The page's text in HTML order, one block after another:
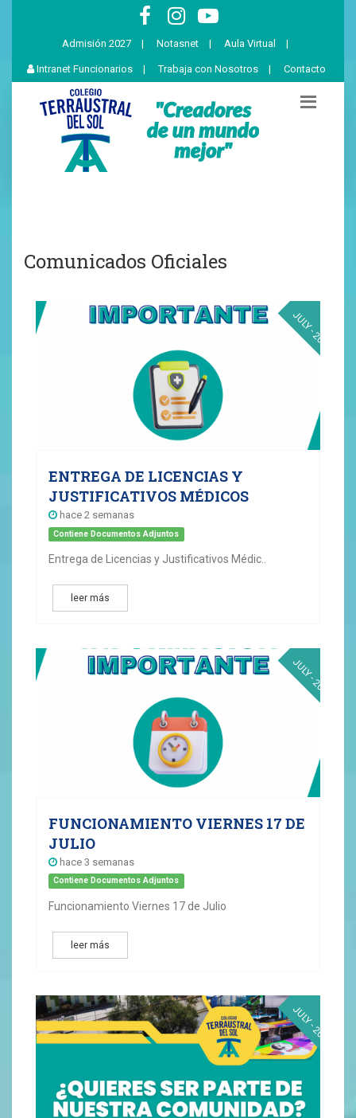
Admisión 2027 | Notasnet | Aula Virtual |
Intranet Funcionarios | Trabaja con Nosotros | Contacto
Comunicados Oficiales
JULY - 2026
ENTREGA DE LICENCIAS Y
JUSTIFICATIVOS MÉDICOS
hace 2 semanas
Contiene Documentos Adjuntos
Entrega de Licencias y Justificativos Médic..
leer más
JULY - 2026
FUNCIONAMIENTO VIERNES 17 DE
JULIO
hace 3 semanas
Contiene Documentos Adjuntos
Funcionamiento Viernes 17 de Julio
leer más
JULY - 2026